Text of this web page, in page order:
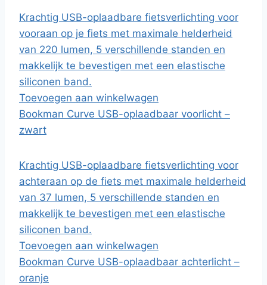
Krachtig USB-oplaadbare fietsverlichting voor
vooraan op je fiets met maximale helderheid
van 220 lumen, 5 verschillende standen en
makkelijk te bevestigen met een elastische
siliconen band.
Toevoegen aan winkelwagen
Bookman Curve USB-oplaadbaar voorlicht –
zwart
Krachtig USB-oplaadbare fietsverlichting voor
achteraan op de fiets met maximale helderheid
van 37 lumen, 5 verschillende standen en
makkelijk te bevestigen met een elastische
siliconen band.
Toevoegen aan winkelwagen
Bookman Curve USB-oplaadbaar achterlicht –
oranje